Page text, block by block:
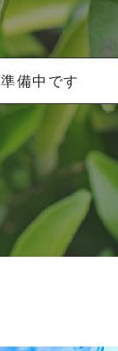
準備中です